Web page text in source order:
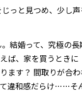
っと見つめ、少し
。結婚って、究極の
ば、家を買うときに
ます？ 間取りが合
違和感だらけ……そ